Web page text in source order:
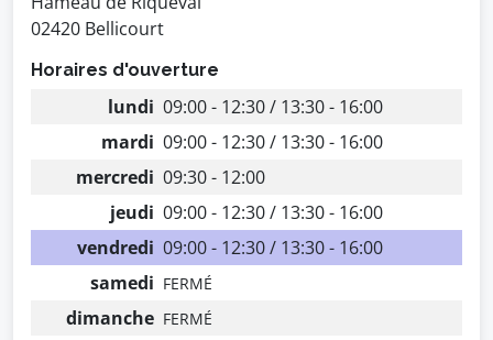
02420 Bellicourt
Horaires d'ouverture
lundi 09:00 - 12:30 / 13:30 - 16:00
mardi 09:00 - 12:30 / 13:30 - 16:00
mercredi 09:30 - 12:00
jeudi 09:00 - 12:30 / 13:30 - 16:00
vendredi 09:00 - 12:30 / 13:30 - 16:00
samedi FERMÉ
dimanche FERMÉ